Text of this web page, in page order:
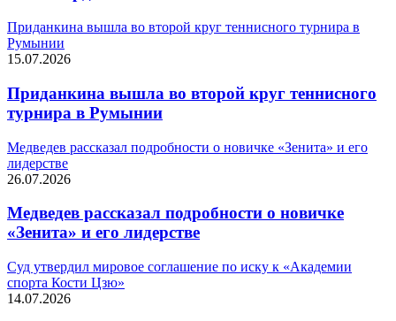
Приданкина вышла во второй круг теннисного турнира в
Румынии
15.07.2026
Приданкина вышла во второй круг теннисного
турнира в Румынии
Медведев рассказал подробности о новичке «Зенита» и его
лидерстве
26.07.2026
Медведев рассказал подробности о новичке
«Зенита» и его лидерстве
Суд утвердил мировое соглашение по иску к «Академии
спорта Кости Цзю»
14.07.2026